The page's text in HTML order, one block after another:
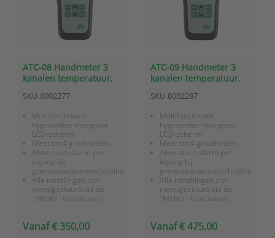
ATC-08 Handmeter 3
kanalen temperatuur,
SKU 8002277
Multifunctionele
hygrometer met groot
LCD-scherm
Meet tot 4 grootheden
Akoestisch alarm per
ingang bij
grenswaardeoverschrijding
Alle instellingen zijn
menugestuurd via de
"MENU"-functietoets
Vanaf € 350,00
ATC-09 Handmeter 3
kanalen temperatuur,
atmosferische druk
SKU 8002287
Multifunctionele
hygrometer met groot
LCD-scherm
Meet tot 4 grootheden
Akoestisch alarm per
ingang bij
grenswaardeoverschrijding
Alle instellingen zijn
menugestuurd via de
"MENU"-functietoets
Vanaf € 475,00